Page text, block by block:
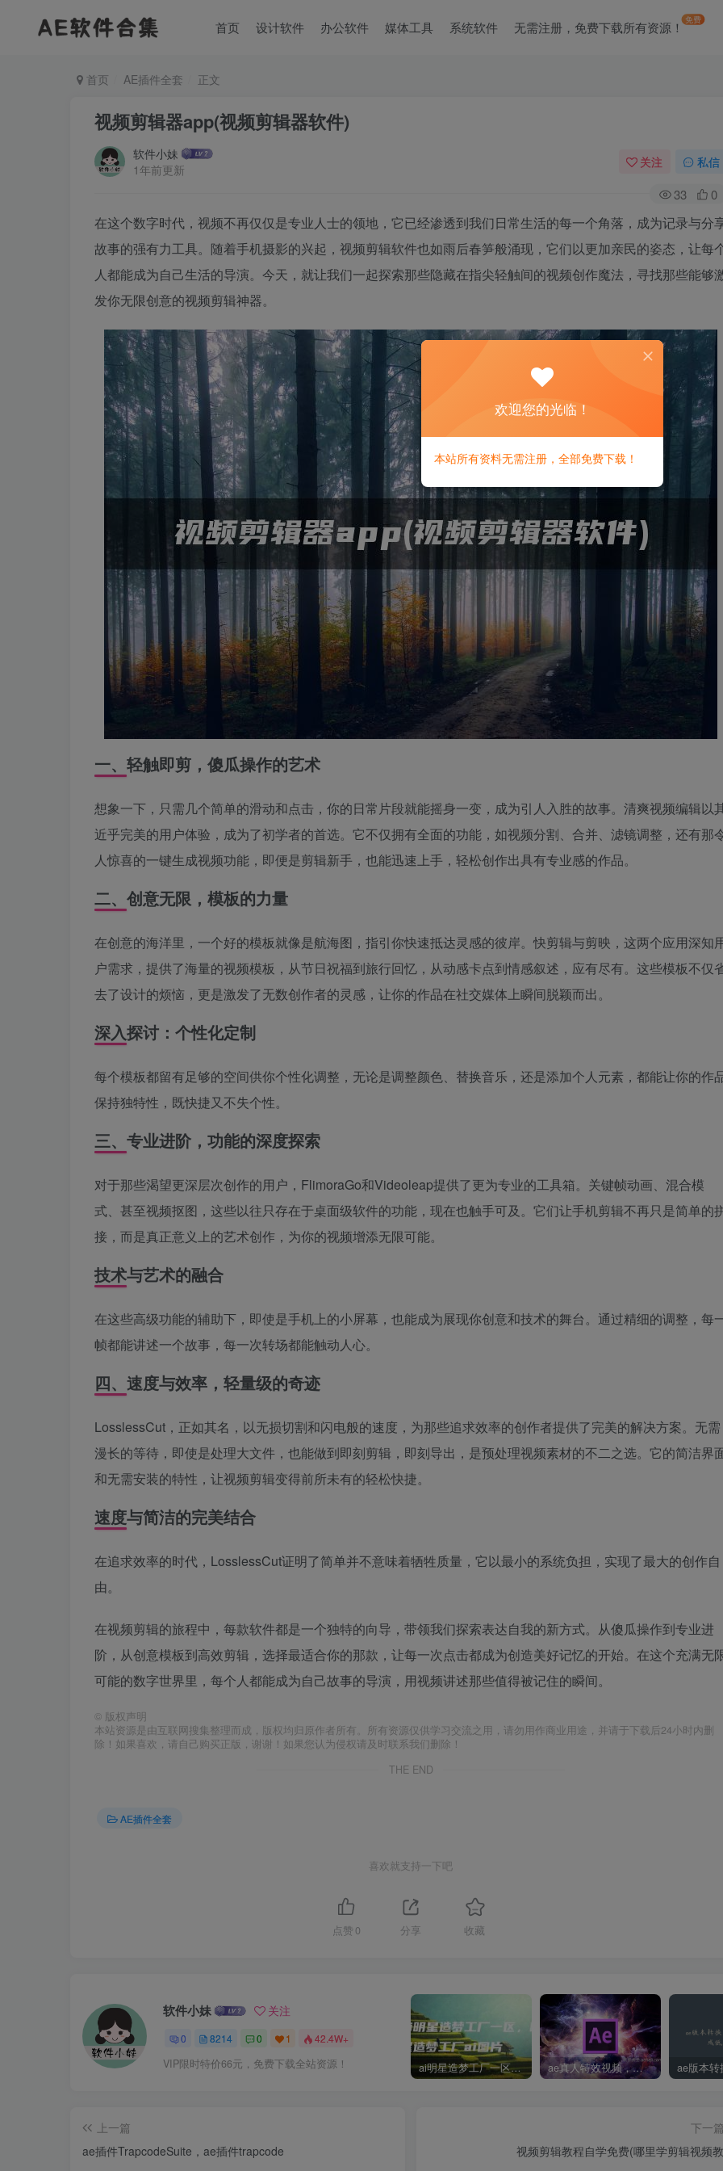
首页 设计软件 办公软件 媒体工具 系统软件 无需注册，免费下载所有资源！免费
首页 AE插件全套 正文
视频剪辑器app(视频剪辑器软件)
软件小妹
1年前更新
关注 私信
33 0
在这个数字时代，视频不再仅仅是专业人士的领地，它已经渗透到我们日常生活的每一个角落，成为记录与分
故事的强有力工具。随着手机摄影的兴起，视频剪辑软件也如雨后春笋般涌现，它们以更加亲民的姿态，让每
人都能成为自己生活的导演。今天，就让我们一起探索那些隐藏在指尖轻触间的视频创作魔法，寻找那些能够
发你无限创意的视频剪辑神器。
一、轻触即剪，傻瓜操作的艺术
想象一下，只需几个简单的滑动和点击，你的日常片段就能摇身一变，成为引人入胜的故事。清爽视频编辑以
近乎完美的用户体验，成为了初学者的首选。它不仅拥有全面的功能，如视频分割、合并、滤镜调整，还有那
人惊喜的一键生成视频功能，即便是剪辑新手，也能迅速上手，轻松创作出具有专业感的作品。
二、创意无限，模板的力量
在创意的海洋里，一个好的模板就像是航海图，指引你快速抵达灵感的彼岸。快剪辑与剪映，这两个应用深知
户需求，提供了海量的视频模板，从节日祝福到旅行回忆，从动感卡点到情感叙述，应有尽有。这些模板不仅
去了设计的烦恼，更是激发了无数创作者的灵感，让你的作品在社交媒体上瞬间脱颖而出。
深入探讨：个性化定制
每个模板都留有足够的空间供你个性化调整，无论是调整颜色、替换音乐，还是添加个人元素，都能让你的作
保持独特性，既快捷又不失个性。
三、专业进阶，功能的深度探索
对于那些渴望更深层次创作的用户，FlimoraGo和Videoleap提供了更为专业的工具箱。关键帧动画、混合模
式、甚至视频抠图，这些以往只存在于桌面级软件的功能，现在也触手可及。它们让手机剪辑不再只是简单的
接，而是真正意义上的艺术创作，为你的视频增添无限可能。
技术与艺术的融合
在这些高级功能的辅助下，即使是手机上的小屏幕，也能成为展现你创意和技术的舞台。通过精细的调整，每
帧都能讲述一个故事，每一次转场都能触动人心。
四、速度与效率，轻量级的奇迹
LosslessCut，正如其名，以无损切割和闪电般的速度，为那些追求效率的创作者提供了完美的解决方案。无需
漫长的等待，即使是处理大文件，也能做到即刻剪辑，即刻导出，是预处理视频素材的不二之选。它的简洁界
和无需安装的特性，让视频剪辑变得前所未有的轻松快捷。
速度与简洁的完美结合
在追求效率的时代，LosslessCut证明了简单并不意味着牺牲质量，它以最小的系统负担，实现了最大的创作自
由。
在视频剪辑的旅程中，每款软件都是一个独特的向导，带领我们探索表达自我的新方式。从傻瓜操作到专业进
阶，从创意模板到高效剪辑，选择最适合你的那款，让每一次点击都成为创造美好记忆的开始。在这个充满无
可能的数字世界里，每个人都能成为自己故事的导演，用视频讲述那些值得被记住的瞬间。
© 版权声明
本站资源是由互联网搜集整理而成，版权均归原作者所有。所有资源仅供学习交流之用，请勿用作商业用途，并请于下载后24小时内删
除！如果喜欢，请自己购买正版，谢谢！如果您认为侵权请及时联系我们删除！
THE END
AE插件全套
喜欢就支持一下吧
点赞 0 分享 收藏
软件小妹 关注
0 8214 0 1 42.4W+
VIP限时特价66元，免费下载全站资源！ ai明星造梦工厂一区，明星造梦工厂ai图片 ae真人特效视频，大学生第一次做ppt怎么做
上一篇
ae插件TrapcodeSuite，ae插件trapcode
下一
视频剪辑教程自学免费(哪里学剪辑视频
欢迎您的光临！
本站所有资料无需注册，全部免费下载！